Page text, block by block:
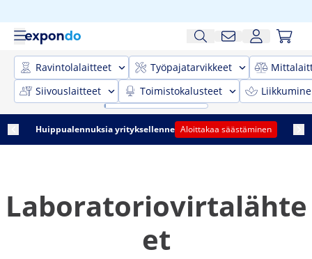
Ravintolalaitteet Työpajatarvikkeet
Siivouslaitteet
Toimistokalusteet
Huippualennuksia yrityksellenne Aloittakaa säästäminen
Laboratoriovirtalähte
et